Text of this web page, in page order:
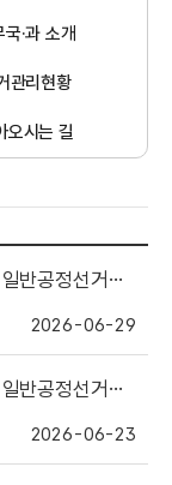
국·과 소개
관리현황
오시는 길
최종합격자 등 공고
2026-06-29
자 및 면접심사 일정 안내
2026-06-23